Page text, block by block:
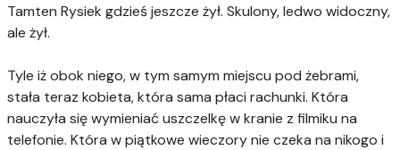
Tamten Rysiek gdzieś jeszcze żył. Skulony, ledwo widoczny,
ale żył.
Tyle iż obok niego, w tym samym miejscu pod żebrami,
stała teraz kobieta, która sama płaci rachunki. Która
nauczyła się wymieniać uszczelkę w kranie z filmiku na
telefonie. Która w piątkowe wieczory nie czeka na nikogo i